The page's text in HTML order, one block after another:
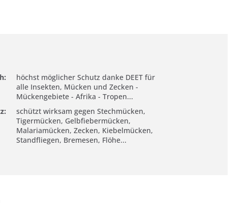
höchst möglicher Schutz danke DEET für
alle Insekten, Mücken und Zecken -
Mückengebiete - Afrika - Tropen...
schützt wirksam gegen Stechmücken,
Tigermücken, Gelbfiebermücken,
Malariamücken, Zecken, Kiebelmücken,
Standfliegen, Bremesen, Flöhe...